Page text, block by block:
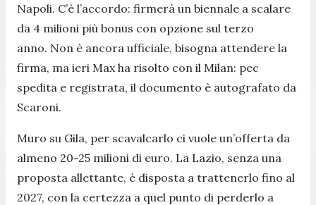
Napoli. C’è l’accordo: firmerà un biennale a scalare
da 4 milioni più bonus con opzione sul terzo
anno. Non è ancora ufficiale, bisogna attendere la
firma, ma ieri Max ha risolto con il Milan: pec
spedita e registrata, il documento è autografato da
Scaroni.
Muro su Gila, per scavalcarlo ci vuole un’offerta da
almeno 20-25 milioni di euro. La Lazio, senza una
proposta allettante, è disposta a trattenerlo fino al
2027, con la certezza a quel punto di perderlo a